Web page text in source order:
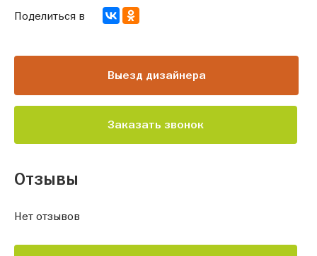
Выезд дизайнера
Заказать звонок
Поделиться в
Отзывы
Нет отзывов